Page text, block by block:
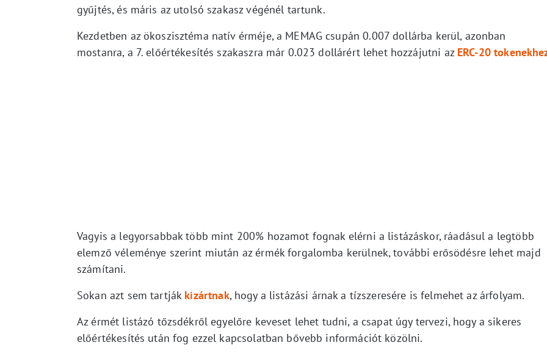
gyűjtés, és máris az utolsó szakasz végénél tartunk.
Kezdetben az ökoszisztéma natív érméje, a MEMAG csupán 0.007 dollárba kerül, azonban
mostanra, a 7. előértékesítés szakaszra már 0.023 dollárért lehet hozzájutni az ERC-20
Vagyis a legyorsabbak több mint 200% hozamot fognak elérni a listázáskor, ráadásul a legtöbb
elemző véleménye szerint miután az érmék forgalomba kerülnek, további erősödésre lehet majd
számítani.
Sokan azt sem tartják kizártnak, hogy a listázási árnak a tízszeresére is felmehet az árfolyam.
Az érmét listázó tőzsdékről egyelőre keveset lehet tudni, a csapat úgy tervezi, hogy a sikeres
előértékesítés után fog ezzel kapcsolatban bővebb információt közölni.